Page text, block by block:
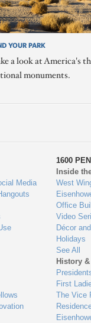
YOUR PARK
a look at America's
monuments.
Media
1600
Inside
West
Office
Video
Décor
Holidays
See All
History
First
The Vice